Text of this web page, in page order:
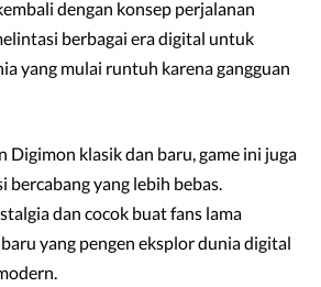
dengan konsep perjalanan
berbagai era digital untuk
yang mulai runtuh karena gangguan
Digimon klasik dan baru, game ini juga
bercabang yang lebih bebas.
dan cocok buat fans lama
yang pengen eksplor dunia digital